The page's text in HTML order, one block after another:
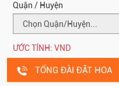
Quận / Huyện
ƯỚC TÍNH: VND
TỔNG ĐÀI ĐẶT HOA